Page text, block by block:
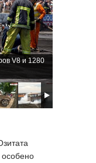
V8 и 1280
особено